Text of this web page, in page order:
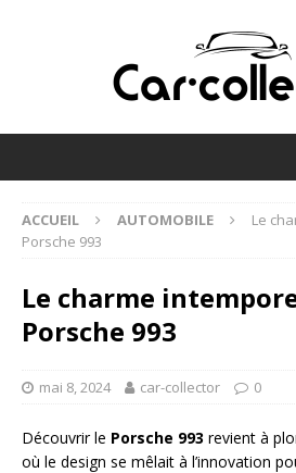
ACCUEIL AUTOMOBILE
Le
Porsche 993
Le charme
Porsche 993
mai 8, 2024 car-collector 0
Découvrir le Porsche 993 revient à
où le design se mêlait à l’innovation